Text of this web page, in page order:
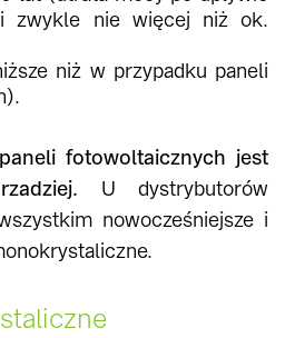
zwykle nie więcej niż ok.
niż w przypadku paneli
fotowoltaicznych jest
U dystrybutorów
nowocześniejsze i